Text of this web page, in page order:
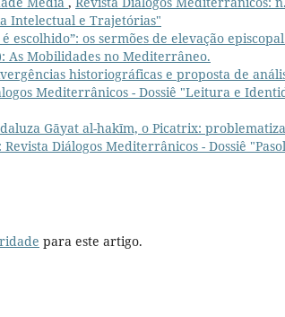
Intelectual e Trajetórias"
escolhido”: os sermões de elevação
As Mobilidades no Mediterrâneo.
historiográficas e proposta de
Mediterrânicos - Dossiê "Leitura e
Gāyat al-hakīm, o Picatrix:
Diálogos Mediterrânicos - Dossiê
para este artigo.